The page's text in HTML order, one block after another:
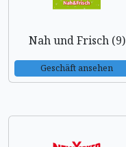
Nah und Frisch (9)
Geschäft ansehen